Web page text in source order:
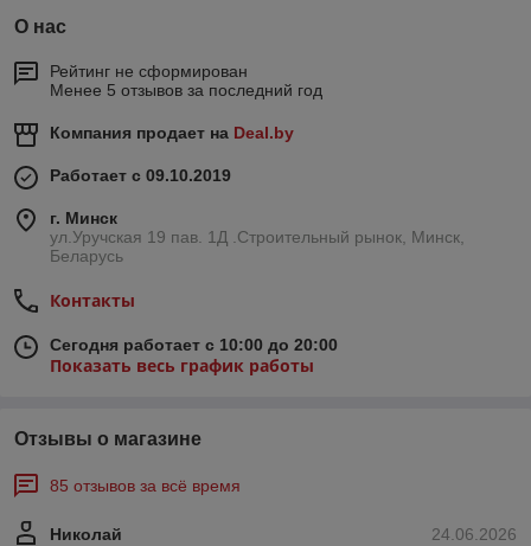
О нас
Рейтинг не сформирован
Менее 5 отзывов за последний год
Компания продает на Deal.by
Работает с 09.10.2019
г. Минск
ул.Уручская 19 пав. 1Д .Строительный рынок, Минск,
Беларусь
Контакты
Сегодня работает с 10:00 до 20:00
Показать весь график работы
Отзывы о магазине
85 отзывов за всё время
24.06.2026
Николай